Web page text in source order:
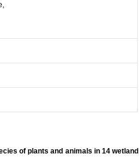
of plants and animals in 14 wetland